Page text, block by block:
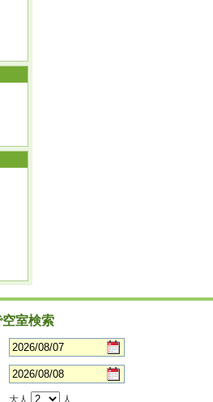
室検索
大人
人